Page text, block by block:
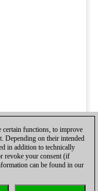
certain functions, to improve
Depending on their intended
in addition to technically
revoke your consent (if
can be found in our